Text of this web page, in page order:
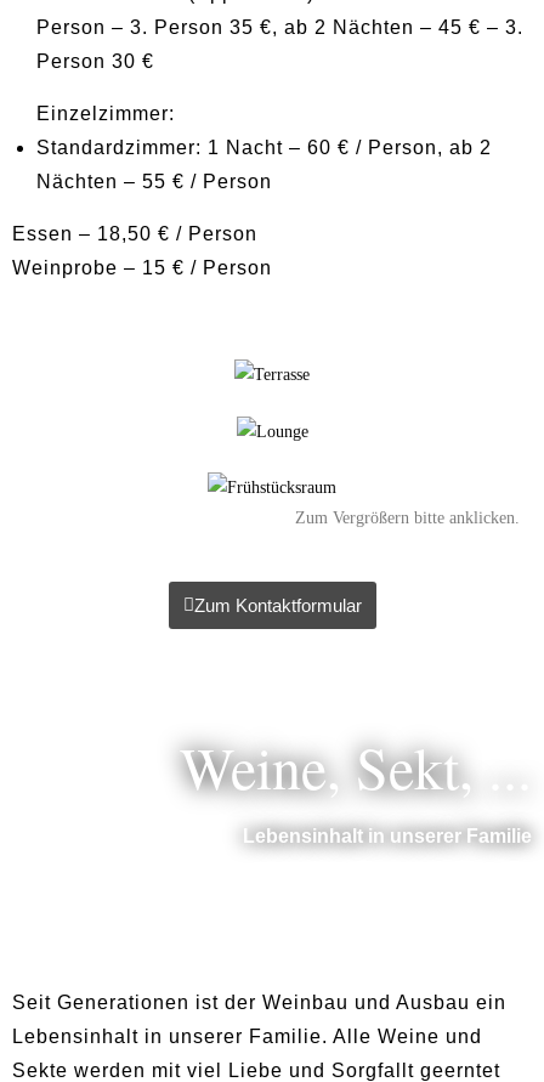
Person – 3. Person 35 €, ab 2 Nächten – 45 € – 3.
Person 30 €
Einzelzimmer:
Standardzimmer: 1 Nacht – 60 € / Person, ab 2
Nächten – 55 € / Person
Essen – 18,50 € / Person
Weinprobe – 15 € / Person
Zum Vergrößern bitte anklicken.
Zum Kontaktformular
Weine, Sekt, ...
Lebensinhalt in unserer Familie
Seit Generationen ist der Weinbau und Ausbau ein
Lebensinhalt in unserer Familie. Alle Weine und
Sekte werden mit viel Liebe und Sorgfallt geerntet